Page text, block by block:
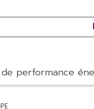
de performance